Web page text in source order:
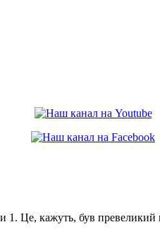
1. Це, кажуть, був